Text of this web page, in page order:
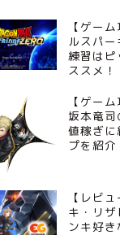
【ゲー
ルスパ
練習はピ
ススメ！
【ゲー
坂本竜
値稼ぎに
プを紹介
【レビ
キ・リ
ンキ好き